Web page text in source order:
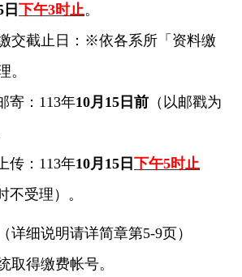
下午3时止。
交截止日：※依各系所「资料缴
。
寄：113年10月15日前 （以邮戳为
传：113年10月15日 下午5时止
不受理）。
详细说明请详简章第5-9页）
取得缴费帐号。